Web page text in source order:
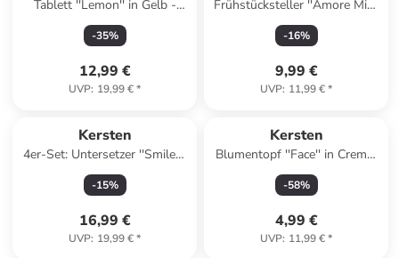
Tablett ''Lemon'' in Gelb -
(L)40,5 x (B)23 cm
-35%
12,99 €
UVP: 19,99 €*
Frühstücksteller ''Amore Mio''
in Mint/ Grün - Ø 20,5 cm
-16%
9,99 €
UVP: 11,99 €*
Kersten
4er-Set: Untersetzer ''Smiley''
in Beige - Ø 11,5 cm
-15%
16,99 €
UVP: 19,99 €*
Kersten
Blumentopf ''Face'' in Creme/
Schwarz - (H)11 x Ø 13 cm
-58%
4,99 €
UVP: 11,99 €*